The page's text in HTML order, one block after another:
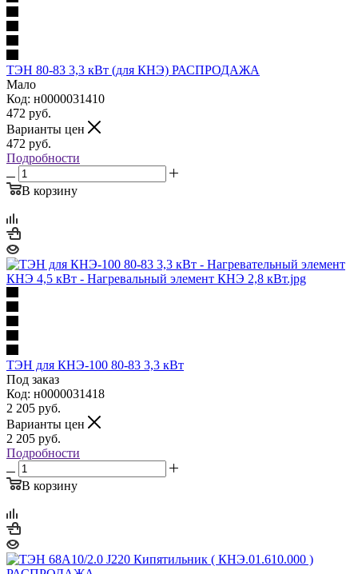
ТЭН 80-83 3,3 кВт (для КНЭ) РАСПРОДАЖА
Мало
Код: н0000031410
472 руб.
Варианты цен
472 руб.
Подробности
В корзину
ТЭН для КНЭ-100 80-83 3,3 кВт
Под заказ
Код: н0000031418
2 205 руб.
Варианты цен
2 205 руб.
Подробности
В корзину